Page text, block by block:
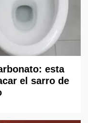
esta
el sarro de